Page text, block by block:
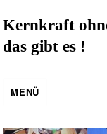
Kernkraft
das gibt es !
MENÜ